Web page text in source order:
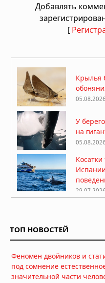
Добавлять
[
Крылья
У
на
ТОП НОВОСТЕЙ
Феномен двойников и
под сомнение
значительной части